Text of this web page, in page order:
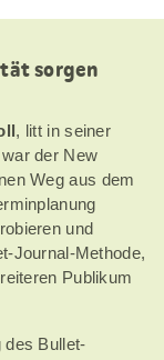
sorgen
, litt in seiner
der New
Weg aus dem
und
Journal-Methode,
Publikum
des Bullet-